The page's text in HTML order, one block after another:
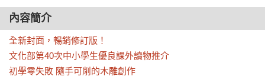
內容簡介
全新封面，暢銷修訂版！
文化部第40次中小學生優良課外讀物推介
初學零失敗 隨手可削的木雕創作